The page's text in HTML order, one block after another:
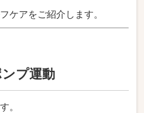
ケアをご紹介します。
プ運動
。